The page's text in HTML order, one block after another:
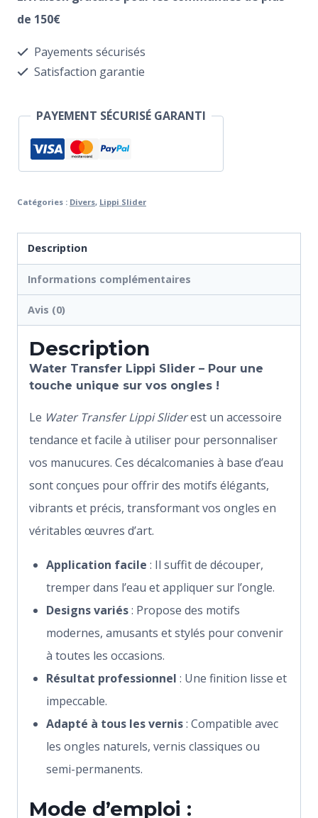
Transfer
Smoke
de 150€
Payements sécurisés
Satisfaction garantie
PAYEMENT SÉCURISÉ GARANTI
Catégories : Divers, Lippi Slider
Description
Informations complémentaires
Avis (0)
Description
Water Transfer Lippi Slider – Pour une
touche unique sur vos ongles !
Le Water Transfer Lippi Sliderest un accessoire
tendance et facile à utiliser pour personnaliser
vos manucures. Ces décalcomanies à base d’eau
sont conçues pour offrir des motifs élégants,
vibrants et précis, transformant vos ongles en
véritables œuvres d’art.
Application facile : Il suffit de découper,
tremper dans l’eau et appliquer sur l’ongle.
Designs variés: Propose des motifs
modernes, amusants et stylés pour convenir
à toutes les occasions.
Résultat professionnel : Une finition lisse et
impeccable.
Adapté à tous les vernis: Compatible avec
les ongles naturels, vernis classiques ou
semi-permanents.
Mode d’emploi :